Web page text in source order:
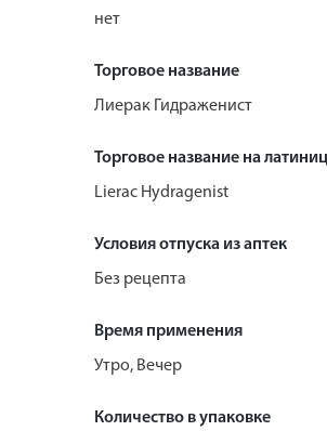
нет
Торговое название
Лиерак Гидраженист
Торговое название на
Lierac Hydragenist
Условия отпуска из аптек
Без рецепта
Время применения
Утро, Вечер
Количество в упаковке